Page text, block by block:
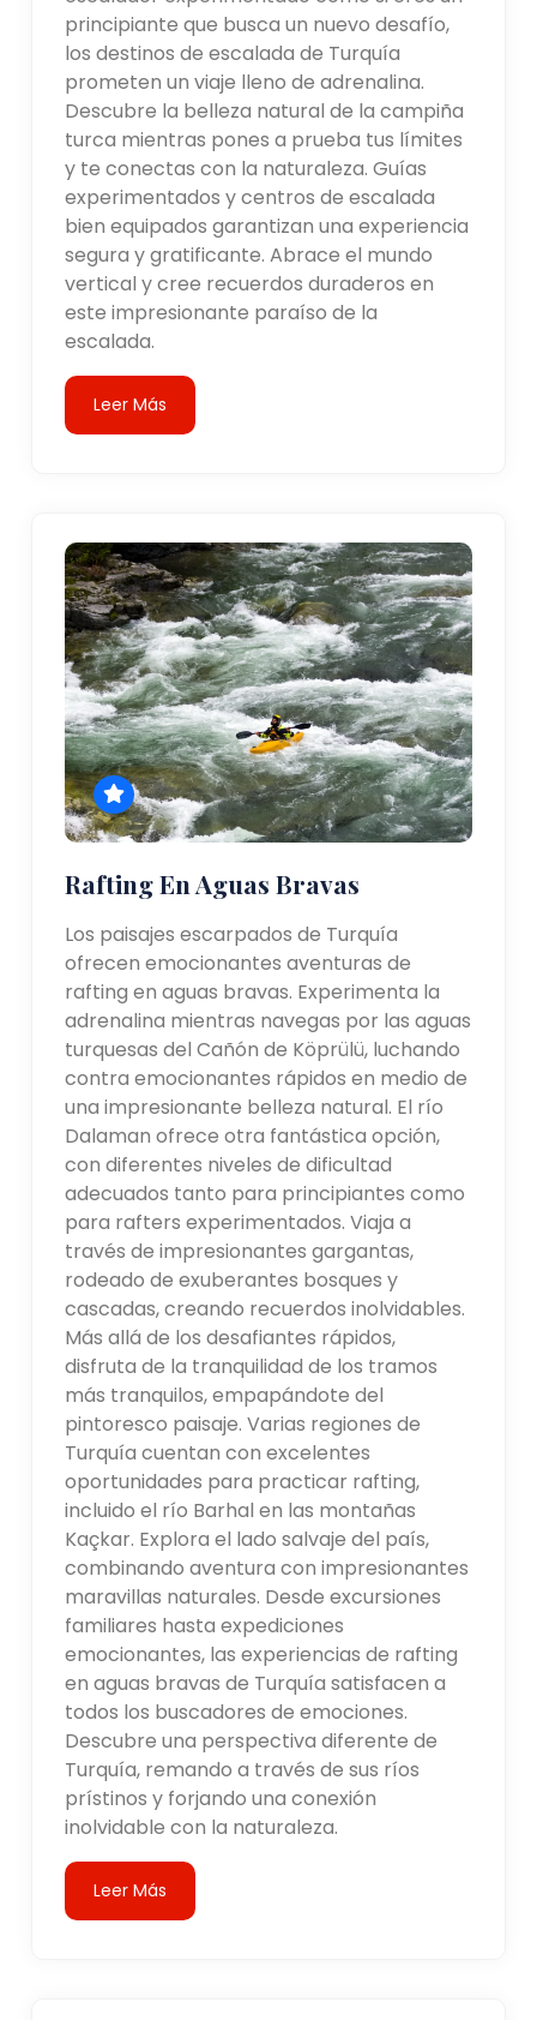
principiante que busca un nuevo desafío,
los destinos de escalada de Turquía
prometen un viaje lleno de adrenalina.
Descubre la belleza natural de la campiña
turca mientras pones a prueba tus límites
y te conectas con la naturaleza. Guías
experimentados y centros de escalada
bien equipados garantizan una experiencia
segura y gratificante. Abrace el mundo
vertical y cree recuerdos duraderos en
este impresionante paraíso de la
escalada.
Leer Más
Rafting En Aguas Bravas
Los paisajes escarpados de Turquía
ofrecen emocionantes aventuras de
rafting en aguas bravas. Experimenta la
adrenalina mientras navegas por las aguas
turquesas del Cañón de Köprülü, luchando
contra emocionantes rápidos en medio de
una impresionante belleza natural. El río
Dalaman ofrece otra fantástica opción,
con diferentes niveles de dificultad
adecuados tanto para principiantes como
para rafters experimentados. Viaja a
través de impresionantes gargantas,
rodeado de exuberantes bosques y
cascadas, creando recuerdos inolvidables.
Más allá de los desafiantes rápidos,
disfruta de la tranquilidad de los tramos
más tranquilos, empapándote del
pintoresco paisaje. Varias regiones de
Turquía cuentan con excelentes
oportunidades para practicar rafting,
incluido el río Barhal en las montañas
Kaçkar. Explora el lado salvaje del país,
combinando aventura con impresionantes
maravillas naturales. Desde excursiones
familiares hasta expediciones
emocionantes, las experiencias de rafting
en aguas bravas de Turquía satisfacen a
todos los buscadores de emociones.
Descubre una perspectiva diferente de
Turquía, remando a través de sus ríos
prístinos y forjando una conexión
inolvidable con la naturaleza.
Leer Más